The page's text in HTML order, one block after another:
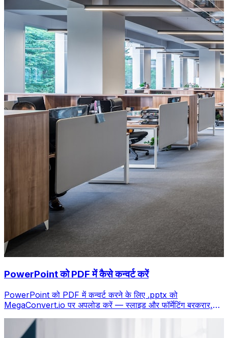
PowerPoint को PDF में कैसे कन्वर्ट करें
PowerPoint को PDF में कन्वर्ट करने के लिए .pptx को
MegaConvert.io पर अपलोड करें — स्लाइड और फॉर्मेटिंग बरकरार,